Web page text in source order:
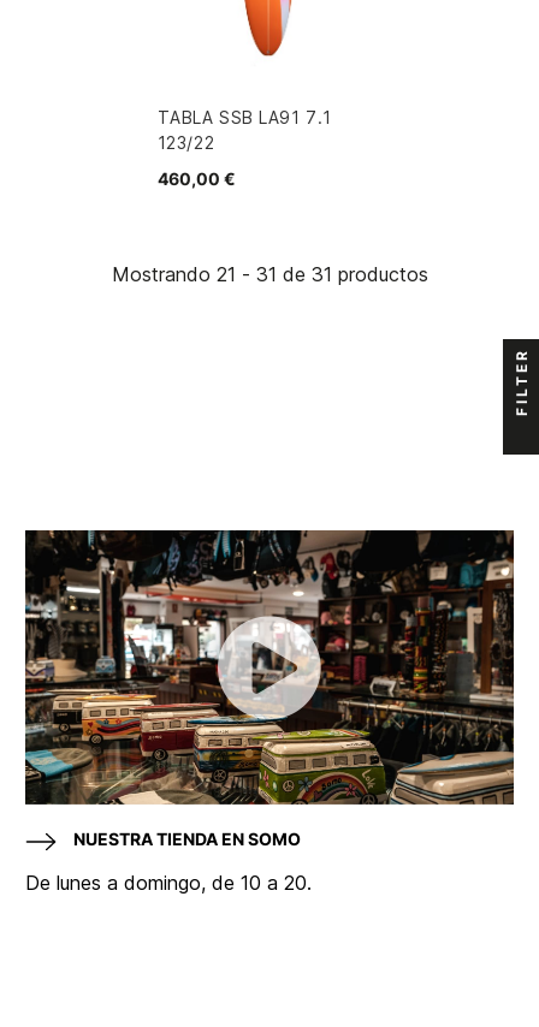
TABLA SSB LA91 7.1
123/22
460,00 €
Mostrando 21 - 31 de 31 productos
NUESTRA TIENDA EN SOMO
De lunes a domingo, de 10 a 20.
FILTER